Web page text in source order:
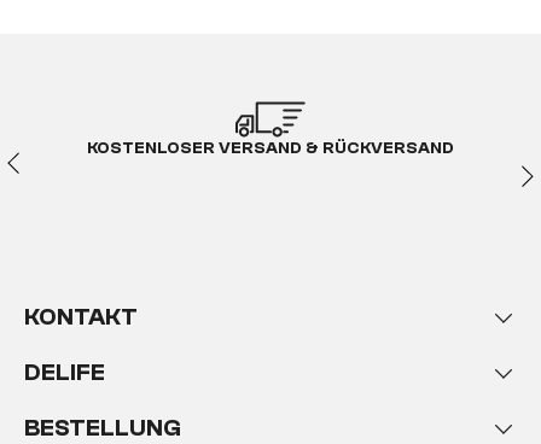
KOSTENLOSER VERSAND & RÜCKVERSAND
KONTAKT
DELIFE
BESTELLUNG